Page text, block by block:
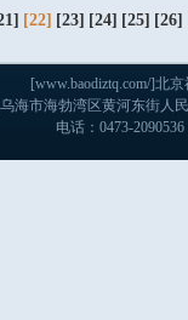
] [22] [23] [24] [25] [26]
[www.baodiztq.com/]北
海市海勃湾区黄河东街人
电话：0473-